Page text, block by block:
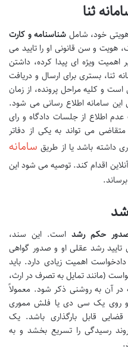
ثنا
هویتی خود، شامل شناسنامه و کارت
هویت و سن قانونی او را تایید می
ویژه ای پیدا کرده، داشتن
ثنا، بستری برای ارسال و دریافت
و کلیه مراحل پرونده، از زمان
سامانه اطلاع رسانی می شود.
اطلاع از جلسات دادگاه و رای
می تواند به یکی از دفاتر
داشته باشد یا از طریق سامانه
اقدام کند. توصیه می شود این
حکم رشد است. این سند،
تایید رشد عقلی او و صدور گواهی
اهمیت زیادی دارد. باید
(مانند تمایل به تصرف در ارث،
در آن به روشنی ذکر شود. معمولاً
و روی یک سی دی یا فلش مموری
قابل بارگذاری باشد. یک
رسیدگی را تسریع بخشد و به